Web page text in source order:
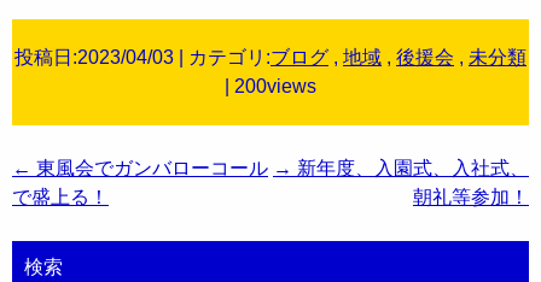
投稿日:2023/04/03 | カテゴリ:ブログ , 地域 , 後援会 , 未分類
| 200views
投
稿
ナ
ゲ
← 東風会でガンバローコール
で盛上る！
→ 新年度、入園式、入社式、
朝礼等参加！
検索